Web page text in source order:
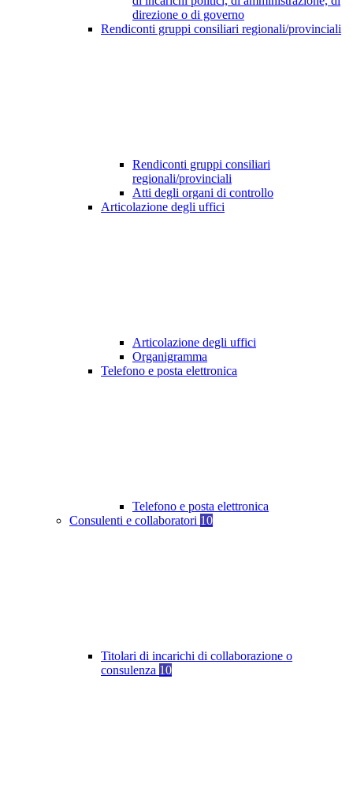
direzione o di governo
Rendiconti gruppi consiliari regionali/provinciali
Rendiconti gruppi consiliari
regionali/provinciali
Atti degli organi di controllo
Articolazione degli uffici
Articolazione degli uffici
Organigramma
Telefono e posta elettronica
Telefono e posta elettronica
Consulenti e collaboratori 10
Titolari di incarichi di collaborazione o
consulenza 10